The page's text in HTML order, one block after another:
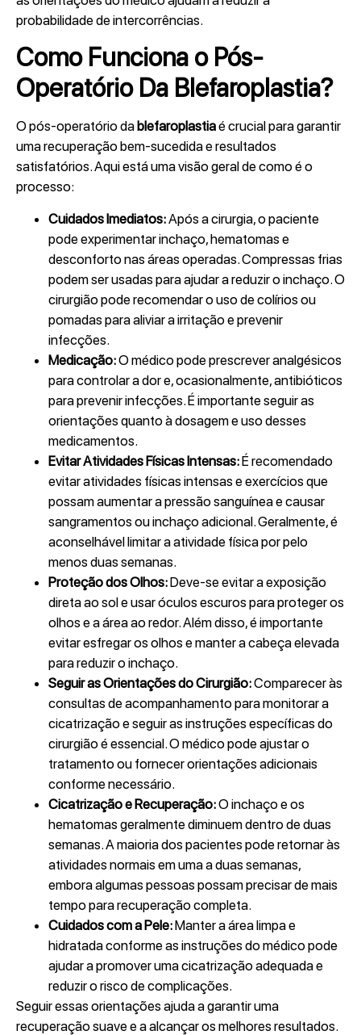
probabilidade de intercorrências.
Como Funciona o Pós-
Operatório Da Blefaroplastia?
O pós-operatório dablefaroplastiaé crucial para garantir
uma recuperação bem-sucedida e resultados
satisfatórios. Aqui está uma visão geral de como é o
processo:
Cuidados Imediatos:Após a cirurgia, o paciente
pode experimentar inchaço, hematomas e
desconforto nas áreas operadas. Compressas frias
podem ser usadas para ajudar a reduzir o inchaço. O
cirurgião pode recomendar o uso de colírios ou
pomadas para aliviar a irritação e prevenir
infecções.
Medicação:O médico pode prescrever analgésicos
para controlar a dor e, ocasionalmente, antibióticos
para prevenir infecções. É importante seguir as
orientações quanto à dosagem e uso desses
medicamentos.
Evitar Atividades Físicas Intensas:É recomendado
evitar atividades físicas intensas e exercícios que
possam aumentar a pressão sanguínea e causar
sangramentos ou inchaço adicional. Geralmente, é
aconselhável limitar a atividade física por pelo
menos duas semanas.
Proteção dos Olhos:Deve-se evitar a exposição
direta ao sol e usar óculos escuros para proteger os
olhos e a área ao redor. Além disso, é importante
evitar esfregar os olhos e manter a cabeça elevada
para reduzir o inchaço.
Seguir as Orientações do Cirurgião:Comparecer às
consultas de acompanhamento para monitorar a
cicatrização e seguir as instruções específicas do
cirurgião é essencial. O médico pode ajustar o
tratamento ou fornecer orientações adicionais
conforme necessário.
Cicatrização e Recuperação:O inchaço e os
hematomas geralmente diminuem dentro de duas
semanas. A maioria dos pacientes pode retornar às
atividades normais em uma a duas semanas,
embora algumas pessoas possam precisar de mais
tempo para recuperação completa.
Cuidados com a Pele:Manter a área limpa e
hidratada conforme as instruções do médico pode
ajudar a promover uma cicatrização adequada e
reduzir o risco de complicações.
Seguir essas orientações ajuda a garantir uma
recuperação suave e a alcançar os melhores resultados.